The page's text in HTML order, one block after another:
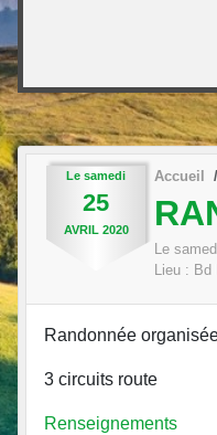
Le samedi
25
AVRIL 2020
Accueil
Le
Lieu : Bd
Randonnée
3 circuits route
Renseignements